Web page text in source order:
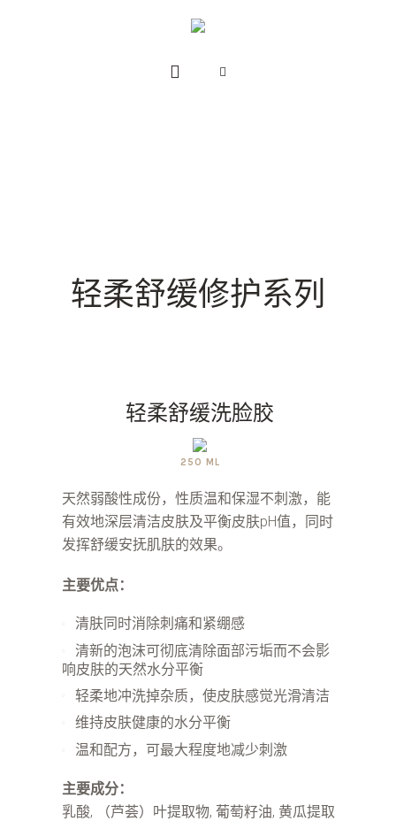
轻柔舒缓修护系列
轻柔舒缓洗脸胶
250 ML
天然弱酸性成份，性质温和保湿不刺激，能
有效地深层清洁皮肤及平衡皮肤pH值，同时
发挥舒缓安抚肌肤的效果。
主要优点：
清肤同时消除刺痛和紧绷感
清新的泡沫可彻底清除面部污垢而不会影
响皮肤的天然水分平衡
轻柔地冲洗掉杂质，使皮肤感觉光滑清洁
维持皮肤健康的水分平衡
温和配方，可最大程度地减少刺激
主要成分：
乳酸, （芦荟）叶提取物, 葡萄籽油, 黄瓜提取